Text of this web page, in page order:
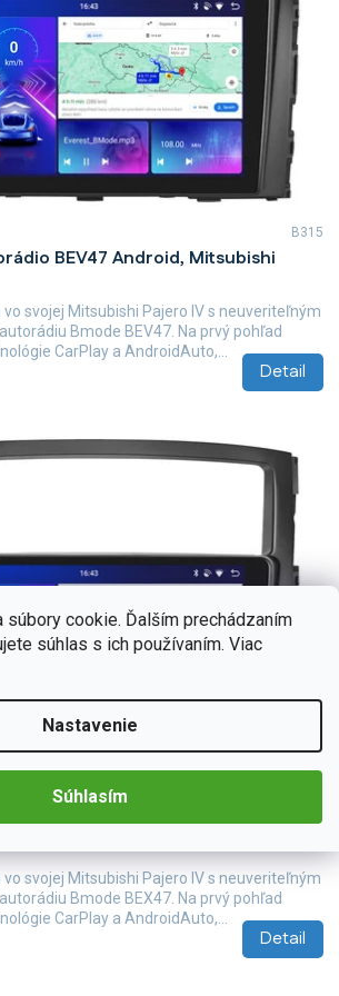
súbory cookie. Ďalším prechádzaním
súhlas s ich používaním. Viac
Nastavenie
Súhlasím
BEV47 Android, Mitsubishi
Detail
svojej Mitsubishi Pajero IV s neuveriteľným
Bmode BEV47. Na prvý pohľad
CarPlay a AndroidAuto,...
B315
BEX47 Android, Mitsubishi
Detail
svojej Mitsubishi Pajero IV s neuveriteľným
Bmode BEX47. Na prvý pohľad
CarPlay a AndroidAuto,...